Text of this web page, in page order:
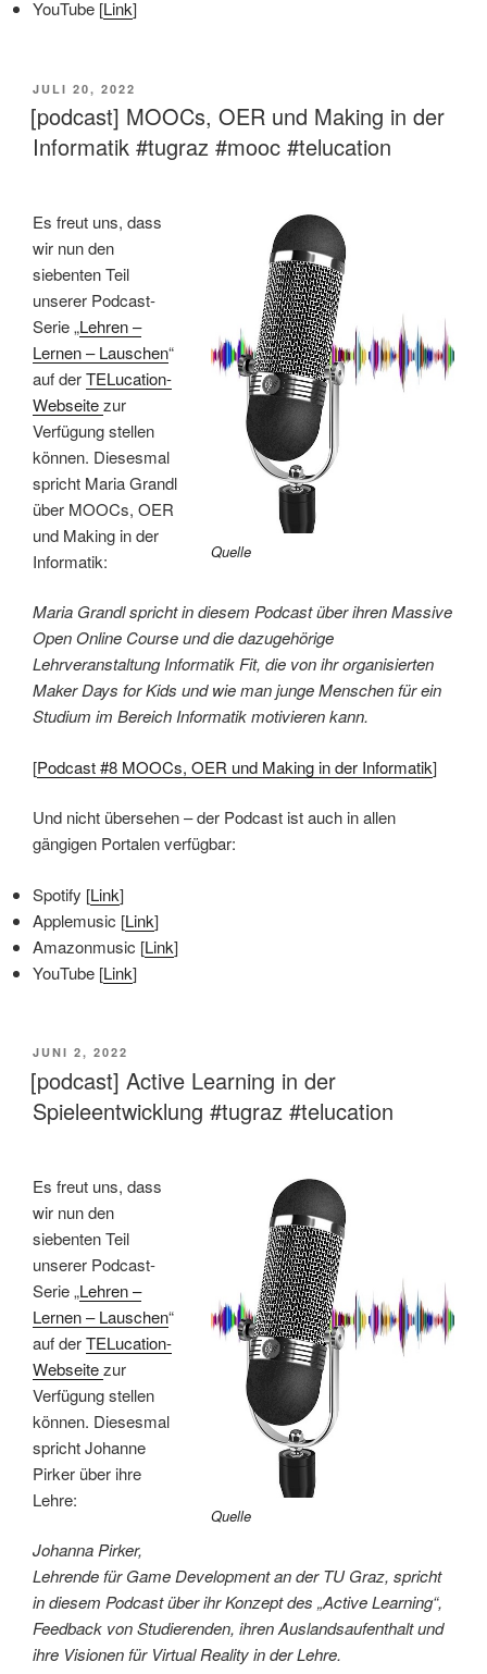
YouTube [Link]
VERÖFFENTLICHT
AM
JULI 20, 2022
[podcast] MOOCs, OER und Making in der
Informatik #tugraz #mooc #telucation
Quelle
Es freut uns, dass
wir nun den
siebenten Teil
unserer Podcast-
Serie „Lehren –
Lernen – Lauschen“
auf derTELucation-
Webseitezur
Verfügung stellen
können. Diesesmal
spricht Maria Grandl
über MOOCs, OER
und Making in der
Informatik:
Maria Grandl spricht in diesem Podcast über ihren Massive
Open Online Course und die dazugehörige
Lehrveranstaltung Informatik Fit, die von ihr organisierten
Maker Days for Kids und wie man junge Menschen für ein
Studium im Bereich Informatik motivieren kann.
[Podcast #8 MOOCs, OER und Making in der Informatik]
Und nicht übersehen – der Podcast ist auch in allen
gängigen Portalen verfügbar:
Spotify [Link]
Applemusic [Link]
Amazonmusic [Link]
YouTube [Link]
VERÖFFENTLICHT
AM
JUNI 2, 2022
[podcast] Active Learning in der
Spieleentwicklung #tugraz #telucation
Quelle
Es freut uns, dass
wir nun den
siebenten Teil
unserer Podcast-
Serie „Lehren –
Lernen – Lauschen“
auf derTELucation-
Webseitezur
Verfügung stellen
können. Diesesmal
spricht Johanne
Pirker über ihre
Lehre:
Johanna Pirker,
Lehrende für Game Development an der TU Graz, spricht
in diesem Podcast über ihr Konzept des „Active Learning“,
Feedback von Studierenden, ihren Auslandsaufenthalt und
ihre Visionen für Virtual Reality in der Lehre.